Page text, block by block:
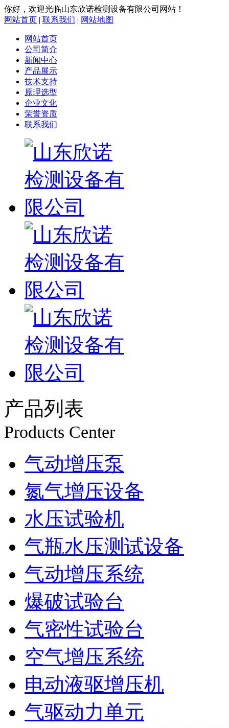
你好，欢迎光临山东欣诺检测设备有限公司网站！
网站首页 | 联系我们 | 网站地图
网站首页
公司简介
新闻中心
产品展示
技术支持
原理选型
企业文化
荣誉资质
联系我们
产品列表
Products Center
气动增压泵
氮气增压设备
水压试验机
气瓶水压测试设备
气动增压系统
爆破试验台
气密性试验台
空气增压系统
电动液驱增压机
气驱动力单元